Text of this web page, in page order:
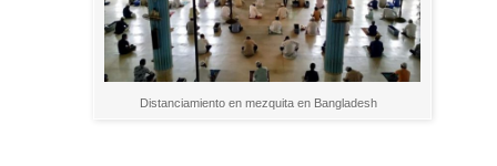
Distanciamiento en mezquita en Bangladesh